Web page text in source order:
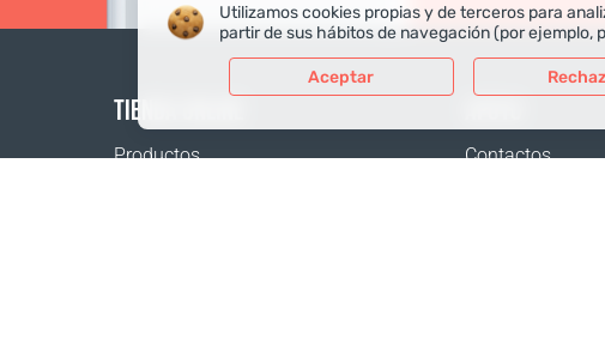
Utilizamos cookies propias y de terceros para
partir de sus hábitos de navegación (por
Aceptar
TIENDA ONLINE
Productos
Contactos